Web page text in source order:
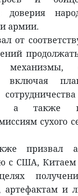
доверия
и армии.
от
включая
а также
сухого
призвал
с США, Китаем
артефактам и